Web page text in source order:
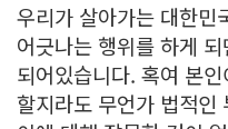
우리가 살아가는 대한민
어긋나는 행위를 하게
되어있습니다. 혹여 본
할지라도 무언가 법적인